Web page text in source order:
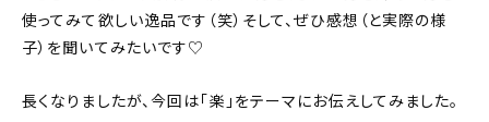
使ってみて欲しい逸品です（笑）そして、ぜひ感想（と実際の様
子）を聞いてみたいです♡
長くなりましたが、今回は「楽」をテーマにお伝えしてみました。